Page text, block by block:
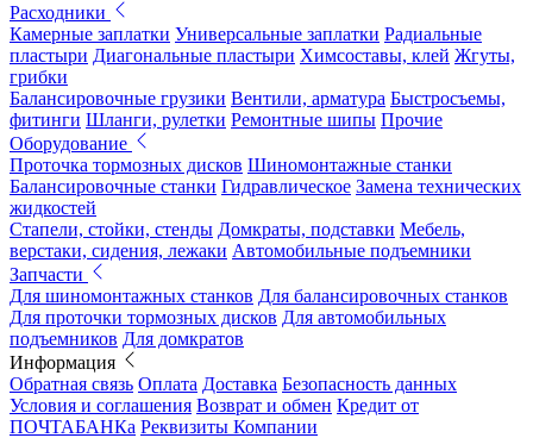
Расходники
Камерные заплатки Универсальные заплатки Радиальные
пластыри Диагональные пластыри Химсоставы, клей Жгуты,
грибки
Балансировочные грузики Вентили, арматура Быстросъемы,
фитинги Шланги, рулетки Ремонтные шипы Прочие
Оборудование
Проточка тормозных дисков Шиномонтажные станки
Балансировочные станки Гидравлическое Замена технических
жидкостей
Стапели, стойки, стенды Домкраты, подставки Мебель,
верстаки, сидения, лежаки Автомобильные подъемники
Запчасти
Для шиномонтажных станков Для балансировочных станков
Для проточки тормозных дисков Для автомобильных
подъемников Для домкратов
Информация
Обратная связь Оплата Доставка Безопасность данных
Условия и соглашения Возврат и обмен Кредит от
ПОЧТАБАНКа Реквизиты Компании